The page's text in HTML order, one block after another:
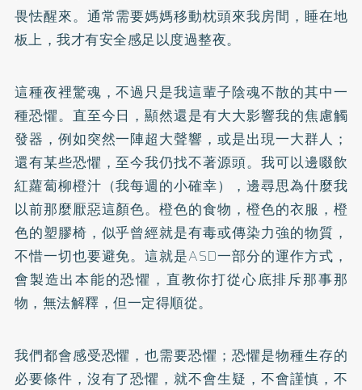
畏怯醒來。通常需要媽媽移動枕頭來我房間，睡在地
板上，我才有安全感足以度過整夜。
這種夜裡驚魂，不過只是我這輩子陰魂不散的其中一
種恐懼。直至今日，顯然還是有大大影響我的焦慮觸
發器，例如突然一陣超大聲響，或是出現一大群人；
還有某些恐懼，至今我仍找不著源頭。我可以邊啜飲
紅蘿蔔柳橙汁（我每週的小確幸），邊尋思為什麼我
以前那麼厭惡這顏色。橙色的食物，橙色的衣服，橙
色的塑膠椅，似乎曾經就是有毒或傳染力強的物質，
不惜一切也要避免。這就是ASD一部分的運作方式，
會製造出本能的恐懼，直教你打從心底排斥那事那
物，無法解釋，但一定得順從。
我們都會感受恐懼，也需要恐懼；恐懼是物種生存的
必要條件，沒有了恐懼，就不會生疑，不會謹慎，不